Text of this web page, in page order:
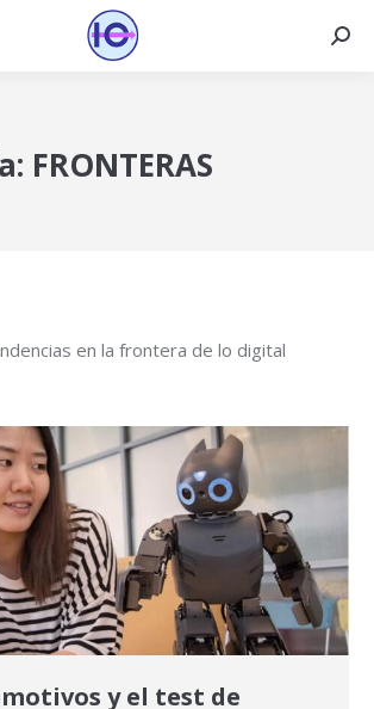
FRONTERAS
en la frontera de lo digital
y el test de